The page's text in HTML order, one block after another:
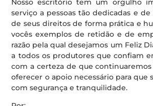
Nosso escritório tem um orgulho
serviço a pessoas tão dedicadas e
de seus direitos de forma prática e
vocês exemplos de retidão e de
razão pela qual desejamos um Feliz
a todos os produtores que confiam
com a certeza de que continuaremos
oferecer o apoio necessário para que
com segurança e tranquilidade.